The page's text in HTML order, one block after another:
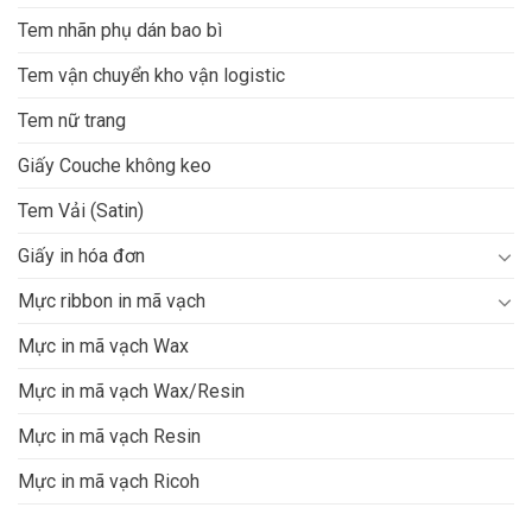
Tem nhãn phụ dán bao bì
Tem vận chuyển kho vận logistic
Tem nữ trang
Giấy Couche không keo
Tem Vải (Satin)
Giấy in hóa đơn
Mực ribbon in mã vạch
Mực in mã vạch Wax
Mực in mã vạch Wax/Resin
Mực in mã vạch Resin
Mực in mã vạch Ricoh